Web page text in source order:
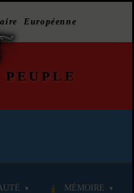
Européenne
PEUPLE
MÉMOIRE